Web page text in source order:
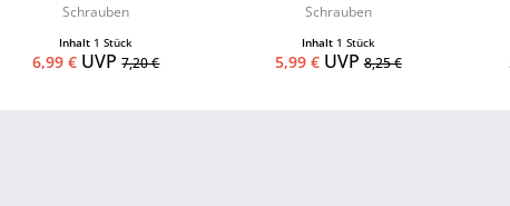
Schrauben
Inhalt 1 Stück
6,99 € UVP7,20 €
Schrauben
Inhalt 1 Stück
5,99 €UVP8,25 €